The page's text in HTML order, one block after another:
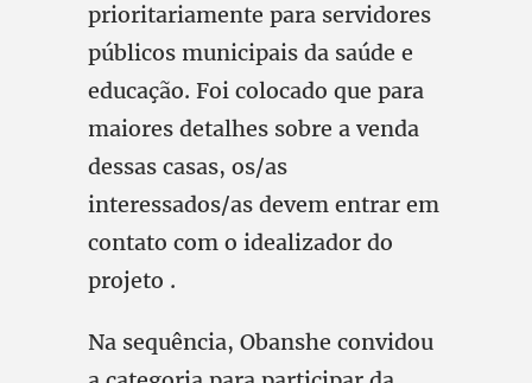
prioritariamente para servidores
públicos municipais da saúde e
educação. Foi colocado que para
maiores detalhes sobre a venda
dessas casas, os/as
interessados/as devem entrar em
contato com o idealizador do
projeto .
Na sequência, Obanshe convidou